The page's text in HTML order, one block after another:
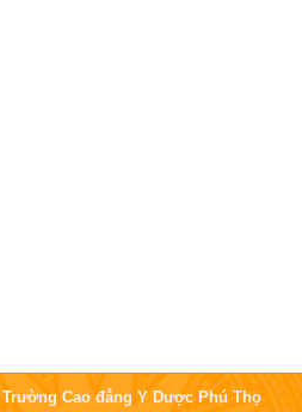
Cao đẳng Y Dược Phú Thọ